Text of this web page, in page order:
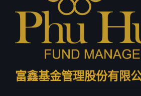
富鑫基金管理股份有限